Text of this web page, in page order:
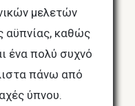
μελετών
αϋπνίας, καθώς
ένα πολύ συχνό
πάνω από
ύπνου.